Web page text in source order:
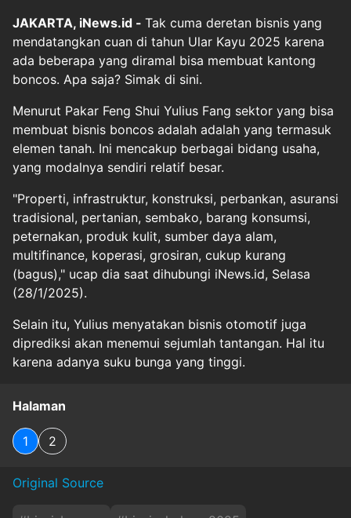
JAKARTA, iNews.id - Tak cuma deretan bisnis yang
mendatangkan cuan di tahun Ular Kayu 2025 karena
ada beberapa yang diramal bisa membuat kantong
boncos. Apa saja? Simak di sini.
Menurut Pakar Feng Shui Yulius Fang sektor yang bisa
membuat bisnis boncos adalah adalah yang termasuk
elemen tanah. Ini mencakup berbagai bidang usaha,
yang modalnya sendiri relatif besar.
"Properti, infrastruktur, konstruksi, perbankan, asuransi
tradisional, pertanian, sembako, barang konsumsi,
peternakan, produk kulit, sumber daya alam,
multifinance, koperasi, grosiran, cukup kurang
(bagus)," ucap dia saat dihubungi iNews.id, Selasa
(28/1/2025).
Selain itu, Yulius menyatakan bisnis otomotif juga
diprediksi akan menemui sejumlah tantangan. Hal itu
karena adanya suku bunga yang tinggi.
Halaman
1 2
Original Source